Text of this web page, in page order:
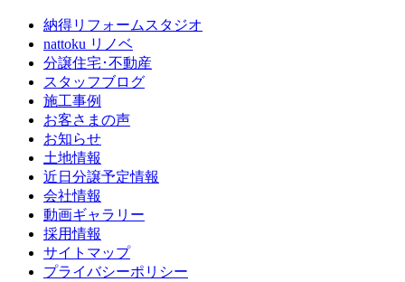
納得リフォームスタジオ
nattoku リノベ
分譲住宅･不動産
スタッフブログ
施工事例
お客さまの声
お知らせ
土地情報
近日分譲予定情報
会社情報
動画ギャラリー
採用情報
サイトマップ
プライバシーポリシー